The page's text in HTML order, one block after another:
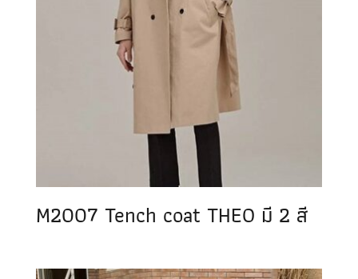
M2007 Tench coat THEO มี 2 สี